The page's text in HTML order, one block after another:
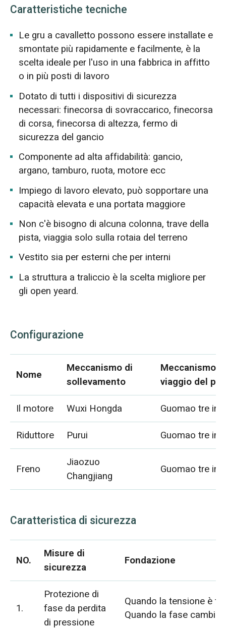
Caratteristiche tecniche
Le gru a cavalletto possono essere installate e
smontate più rapidamente e facilmente, è la
scelta ideale per l'uso in una fabbrica in affitto
o in più posti di lavoro
Dotato di tutti i dispositivi di sicurezza
necessari: finecorsa di sovraccarico, finecorsa
di corsa, finecorsa di altezza, fermo di
sicurezza del gancio
Componente ad alta affidabilità: gancio,
argano, tamburo, ruota, motore ecc
Impiego di lavoro elevato, può sopportare una
capacità elevata e una portata maggiore
Non c'è bisogno di alcuna colonna, trave della
pista, viaggia solo sulla rotaia del terreno
Vestito sia per esterni che per interni
La struttura a traliccio è la scelta migliore per
gli open yeard.
Configurazione
Nome
Meccanismo di
sollevamento
Meccanismo
viaggio del
Il motore
Wuxi Hongda
Guomao tre in
Riduttore
Purui Guomao tre in
Freno
Jiaozuo
Changjiang
Guomao tre in
Caratteristica di sicurezza
NO.
Misure di
sicurezza
Fondazione
1.
Protezione di
fase da perdita
di pressione
Quando la tensione è
Quando la fase